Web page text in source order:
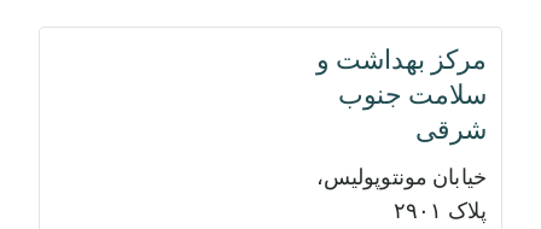
مرکز بهداشت و
سلامت جنوب
شرقی
خیابان مونتوپولیس،
پلاک ۲۹۰۱